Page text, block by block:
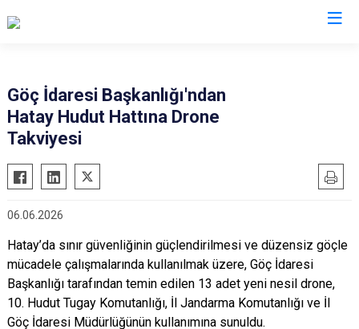
Göç İdaresi Başkanlığı'ndan
Hatay Hudut Hattına Drone
Takviyesi
06.06.2026
Hatay’da sınır güvenliğinin güçlendirilmesi ve düzensiz göçle
mücadele çalışmalarında kullanılmak üzere, Göç İdaresi
Başkanlığı tarafından temin edilen 13 adet yeni nesil drone,
10. Hudut Tugay Komutanlığı, İl Jandarma Komutanlığı ve İl
Göç İdaresi Müdürlüğünün kullanımına sunuldu.